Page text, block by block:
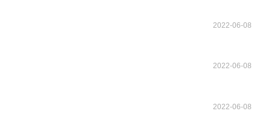
2022-06-08
2022-06-08
2022-06-08